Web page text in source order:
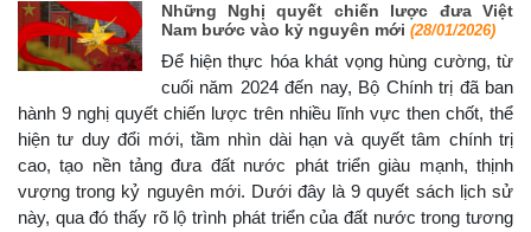
Những Nghị quyết chiến lược đưa Việt
Nam bước vào kỷ nguyên mới (28/01/2026)
Để hiện thực hóa khát vọng hùng cường, từ
cuối năm 2024 đến nay, Bộ Chính trị đã ban
hành 9 nghị quyết chiến lược trên nhiều lĩnh vực then chốt, thể
hiện tư duy đổi mới, tầm nhìn dài hạn và quyết tâm chính trị
cao, tạo nền tảng đưa đất nước phát triển giàu mạnh, thịnh
vượng trong kỷ nguyên mới. Dưới đây là 9 quyết sách lịch sử
này, qua đó thấy rõ lộ trình phát triển của đất nước trong tương